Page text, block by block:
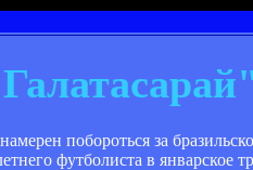
побороться за
футболиста в январское